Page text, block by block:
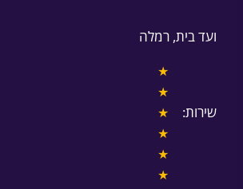
ועד בית, רמלה
שירות:
★
★
★
★
★
★